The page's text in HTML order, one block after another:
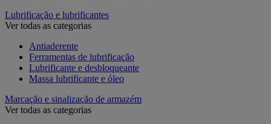
Lubrificação e lubrificantes
Ver todas as categorias
Antiaderente
Ferramentas de lubrificação
Lubrificante e desbloqueante
Massa lubrificante e óleo
Marcação e sinalização de armazém
Ver todas as categorias